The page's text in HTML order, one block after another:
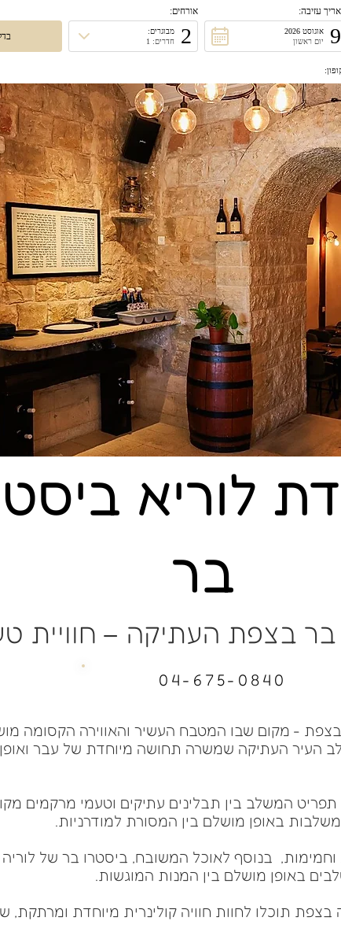
עזיבה:
9
אוגוסט 2026
יום ראשון
אורחים:
2
מבוגרים:
חדרים: 1
לוריא
בר
בצפת העתיקה – חוויית
04-675-0840
- מקום שבו המטבח העשיר והאווירה הקסומה
העיר העתיקה שמשרה תחושה מיוחדת של עבר
המשלב בין תבלינים עתיקים וטעמי מרקמים
באופן מושלם בין המסורת למודרניות.
בנוסף לאוכל המשובח, ביסטרו בר של לוריה
באופן מושלם בין המנות המוגשות.
תוכלו לחוות חוויה קולינרית מיוחדת ומרתקת,